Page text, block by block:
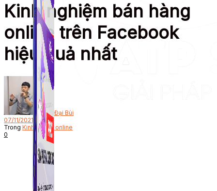
Kinh nghiệm bán hàng
online trên Facebook
hiệu quả nhất
Bởi Đại Bùi
07/11/2021
Trong Kinh doanh online
0